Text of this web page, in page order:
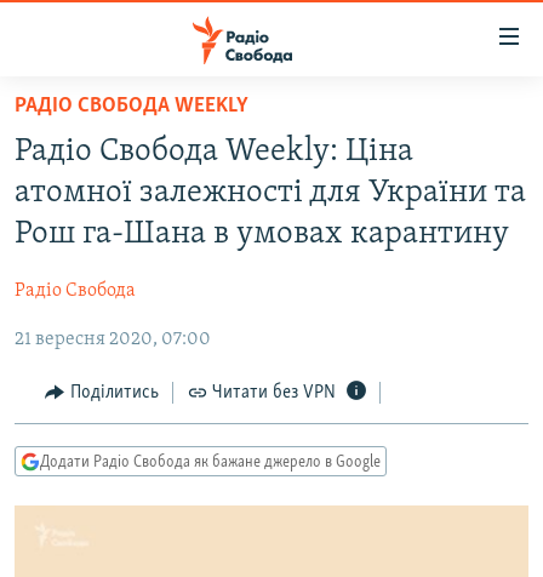
Перейти
основного
матеріалу
Перейти
до
основної
Перейти
пошуку
РАДІО СВОБОДА – 70 РОКІВ
ВСЕ ЗА ДОБУ
СТАТТІ
ЕКОНОМІКА
СУСПІЛЬСТВО
КУЛЬТУРА
УКРАЇНА
РОСІЙСЬКА «ФІЛЬТРАЦІЯ»
ДОНБАС.РЕАЛІЇ
КРИМ.РЕАЛІЇ
СХЕМИ
КИТАЙ.ВИКЛИКИ
РАДІО СВОБОДА WEEKLY
Радіо Свобода Weekly: Ціна
атомної залежності для України та
Рош га-Шана в умовах карантину
Радіо Свобода
21 вересня 2020, 07:00
Поділитись Читати без VPN
Додати Радіо Свобода як бажане джерело в Google